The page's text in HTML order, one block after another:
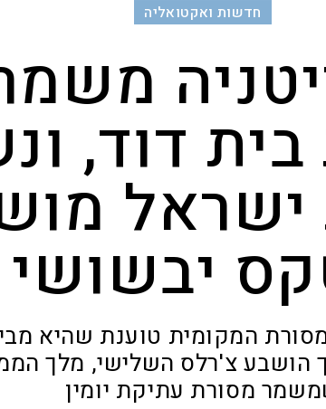
חדשות ואקטואליה
דוד,
ישראל
יבשושי
המקומית טוענת שהיא
הושבע צ'רלס השלישי, מלך
מסורת עתיקת יומין